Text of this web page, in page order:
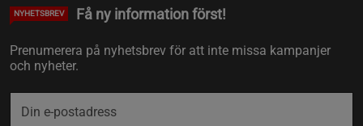
NYHETSBREV Få ny information först!
Prenumerera på nyhetsbrev för att inte missa kampanjer
och nyheter.